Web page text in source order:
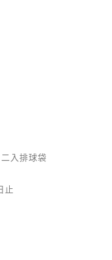
入排球袋
止